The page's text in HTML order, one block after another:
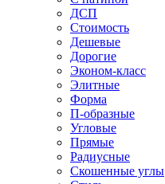
ДСП
Стоимость
Дешевые
Дорогие
Эконом-класс
Элитные
Форма
П-образные
Угловые
Прямые
Радиусные
Скошенные углы